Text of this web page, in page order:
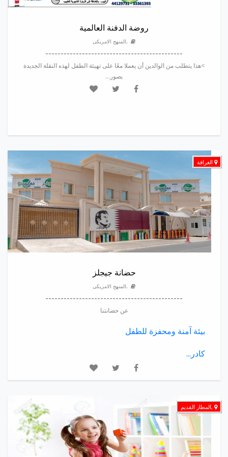
روضة الدفنة العالمية
,المنهج الامريكى
---------------------------------------------
>هذا يتطلب من الوالدين أن يعملا معًا على تهيئة الطفل لهذه النقلة الجديدة
بصور...
الغرافة
حضانة جيجلز
,المنهج الامريكى
---------------------------------------------
عن حضانتنا
بيئة آمنة ومحفزة للطفل
كادر...
,المطار القديم